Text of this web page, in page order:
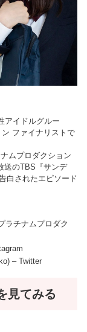
アイドルグルー
ファイナリストで
ムプロダクション
送のTBS『サンデ
白されたエピソード
ラチナムプロダク
– Twitter
見てみる